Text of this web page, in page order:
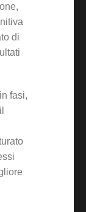
di
fasi,